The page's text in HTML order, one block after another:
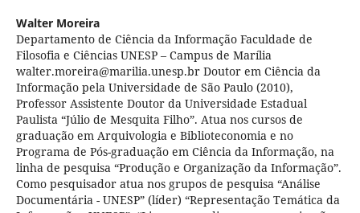
Walter Moreira
Departamento de Ciência da Informação Faculdade de
Filosofia e Ciências UNESP – Campus de Marília
walter.moreira@marilia.unesp.br Doutor em Ciência da
Informação pela Universidade de São Paulo (2010),
Professor Assistente Doutor da Universidade Estadual
Paulista “Júlio de Mesquita Filho”. Atua nos cursos de
graduação em Arquivologia e Biblioteconomia e no
Programa de Pós-graduação em Ciência da Informação, na
linha de pesquisa “Produção e Organização da Informação”.
Como pesquisador atua nos grupos de pesquisa “Análise
Documentária - UNESP” (líder) “Representação Temática da